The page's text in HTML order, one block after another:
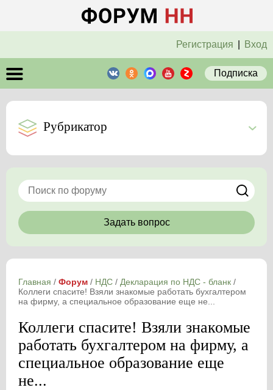
Регистрация Вход
Подписка
Рубрикатор
Задать вопрос
Главная / Форум / НДС / Декларация по НДС - бланк /
Коллеги спасите! Взяли знакомые работать бухгалтером
на фирму, а специальное образование еще не...
Коллеги спасите! Взяли знакомые
работать бухгалтером на фирму, а
специальное образование еще
не...